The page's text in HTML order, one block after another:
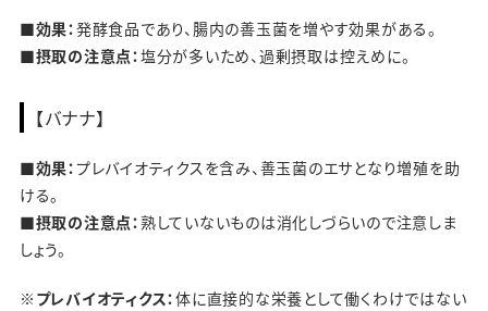
■効果：発酵食品であり、腸内の善玉菌を増やす効果がある。
■摂取の注意点：塩分が多いため、過剰摂取は控えめに。
【バナナ】
■効果：プレバイオティクスを含み、善玉菌のエサとなり増殖を助
ける。
■摂取の注意点：熟していないものは消化しづらいので注意しま
しょう。
※プレバイオティクス：体に直接的な栄養として働くわけではない